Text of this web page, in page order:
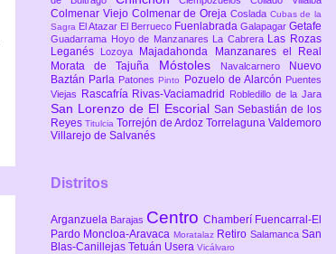
Colmenar Viejo Colmenar de Oreja Coslada Cubas de la
Sagra El Atazar El Berrueco Fuenlabrada Galapagar Getafe
Guadarrama Hoyo de Manzanares La Cabrera Las Rozas
Leganés
Lozoya Majadahonda
Manzanares el Real
Morata de Tajuña Móstoles Navalcarnero
Nuevo
Baztán Parla PatonesPinto Pozuelo de Alarcón Puentes
Viejas
Rascafría Rivas-Vaciamadrid Robledillo de la Jara
San Lorenzo de El Escorial San Sebastián de los
Reyes Titulcia Torrejón de Ardoz Torrelaguna Valdemoro
Villarejo de Salvanés
Distritos
Arganzuela Barajas Centro Chamberí Fuencarral-El
Pardo Moncloa-Aravaca Moratalaz Retiro SalamancaSan
Blas-Canillejas Tetuán Usera Vicálvaro